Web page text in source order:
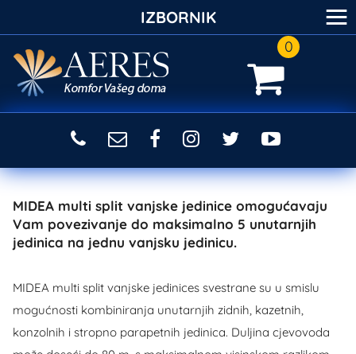
0
MIDEA multi split vanjske jedinice omogućavaju
Vam povezivanje do maksimalno 5 unutarnjih
jedinica na jednu vanjsku jedinicu.
MIDEA multi split vanjske jedinices svestrane su u smislu
mogućnosti kombiniranja unutarnjih zidnih, kazetnih,
konzolnih i stropno parapetnih jedinica. Duljina cjevovoda
IZBORNIK ≡